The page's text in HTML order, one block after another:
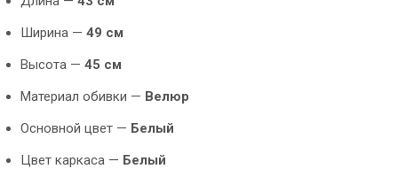
Ширина — 49 см
Высота — 45 см
Материал обивки — Велюр
Основной цвет — Белый
Цвет каркаса — Белый